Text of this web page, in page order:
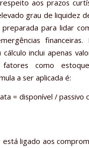
aos prazos
grau de liquidez
para lidar
inclui apenas
fatores como
a ser aplicada é:
= disponível / passivo
está ligado aos